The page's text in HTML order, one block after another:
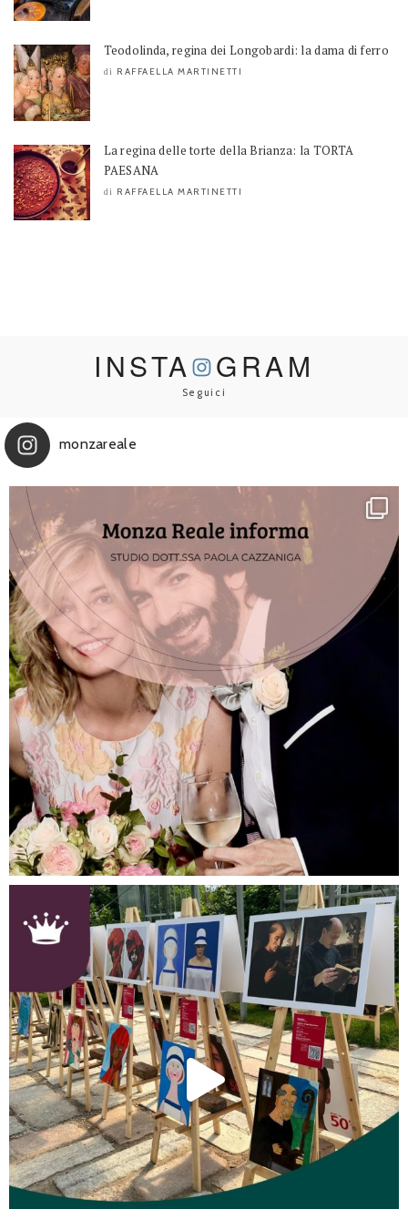
Teodolinda, regina dei Longobardi: la dama di ferro
di RAFFAELLA MARTINETTI
La regina delle torte della Brianza: la TORTA
PAESANA
di RAFFAELLA MARTINETTI
INSTA GRAM
Seguici
monzareale